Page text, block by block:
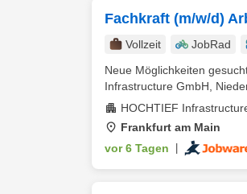
Fachkraft (m/w/d)
Vollzeit JobRad
Neue Möglichkeiten
Infrastructure GmbH,
HOCHTIEF
Frankfurt am Main
vor 6 Tagen